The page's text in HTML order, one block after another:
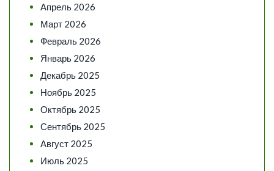
Апрель 2026
Март 2026
Февраль 2026
Январь 2026
Декабрь 2025
Ноябрь 2025
Октябрь 2025
Сентябрь 2025
Август 2025
Июль 2025